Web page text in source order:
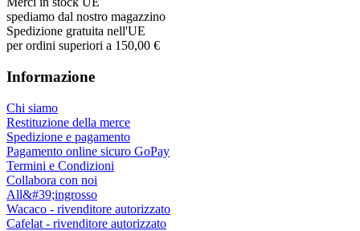
spediamo dal nostro magazzino
Spedizione gratuita nell'UE
per ordini superiori a 150,00 €
Informazione
Chi siamo
Restituzione della merce
Spedizione e pagamento
Pagamento online sicuro GoPay
Termini e Condizioni
Collabora con noi
All&#39;ingrosso
Wacaco - rivenditore autorizzato
Cafelat - rivenditore autorizzato